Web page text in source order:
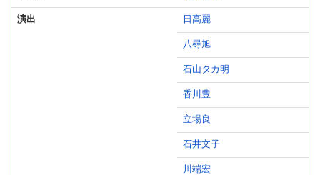
演出 日高麗
八尋旭
石山タカ明
香川豊
立場良
石井文子
川端宏